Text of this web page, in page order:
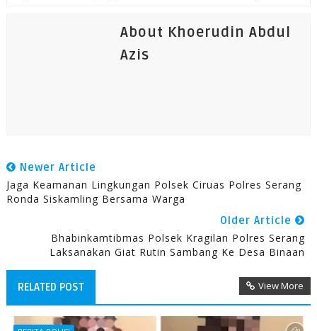
About Khoerudin Abdul
Azis
Newer Article
Jaga Keamanan Lingkungan Polsek Ciruas Polres Serang
Ronda Siskamling Bersama Warga
Older Article
Bhabinkamtibmas Polsek Kragilan Polres Serang
Laksanakan Giat Rutin Sambang Ke Desa Binaan
RELATED POST View More